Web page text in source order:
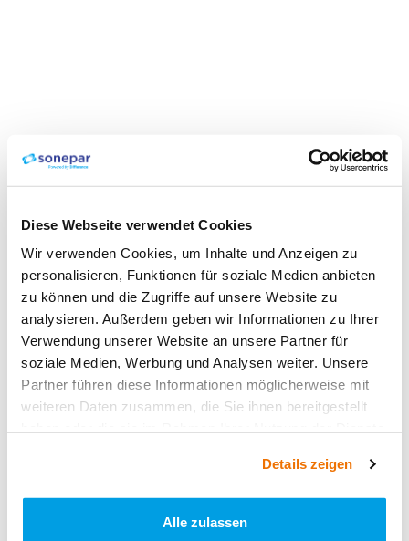
Diese Webseite verwendet Cookies
Wir verwenden Cookies, um Inhalte und Anzeigen zu
personalisieren, Funktionen für soziale Medien anbieten
zu können und die Zugriffe auf unsere Website zu
analysieren. Außerdem geben wir Informationen zu Ihrer
Verwendung unserer Website an unsere Partner für
soziale Medien, Werbung und Analysen weiter. Unsere
Partner führen diese Informationen möglicherweise mit
weiteren Daten zusammen, die Sie ihnen bereitgestellt
Details zeigen
Alle zulassen